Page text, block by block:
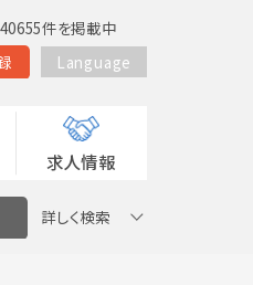
件を掲載中
Language
求人情報
詳しく検索